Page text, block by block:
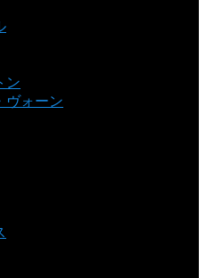
ン
ヴォーン